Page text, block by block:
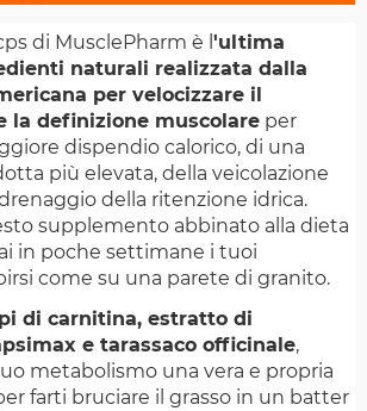
di MusclePharm è l 'ultima
naturali realizzata dalla
per velocizzare il
la definizione muscolare per
dispendio calorico, di una
più elevata, della veicolazione
della ritenzione idrica.
supplemento abbinato alla dieta
in poche settimane i tuoi
come su una parete di granito.
di carnitina, estratto di
e tarassaco officinale,
metabolismo una vera e propria
farti bruciare il grasso in un batter